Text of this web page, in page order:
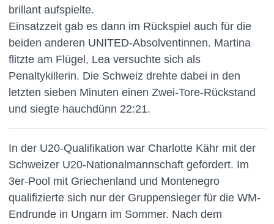
brillant aufspielte.
Einsatzzeit gab es dann im Rückspiel auch für die
beiden anderen UNITED-Absolventinnen. Martina
flitzte am Flügel, Lea versuchte sich als
Penaltykillerin. Die Schweiz drehte dabei in den
letzten sieben Minuten einen Zwei-Tore-Rückstand
und siegte hauchdünn 22:21.
In der U20-Qualifikation war Charlotte Kähr mit der
Schweizer U20-Nationalmannschaft gefordert. Im
3er-Pool mit Griechenland und Montenegro
qualifizierte sich nur der Gruppensieger für die WM-
Endrunde in Ungarn im Sommer. Nach dem